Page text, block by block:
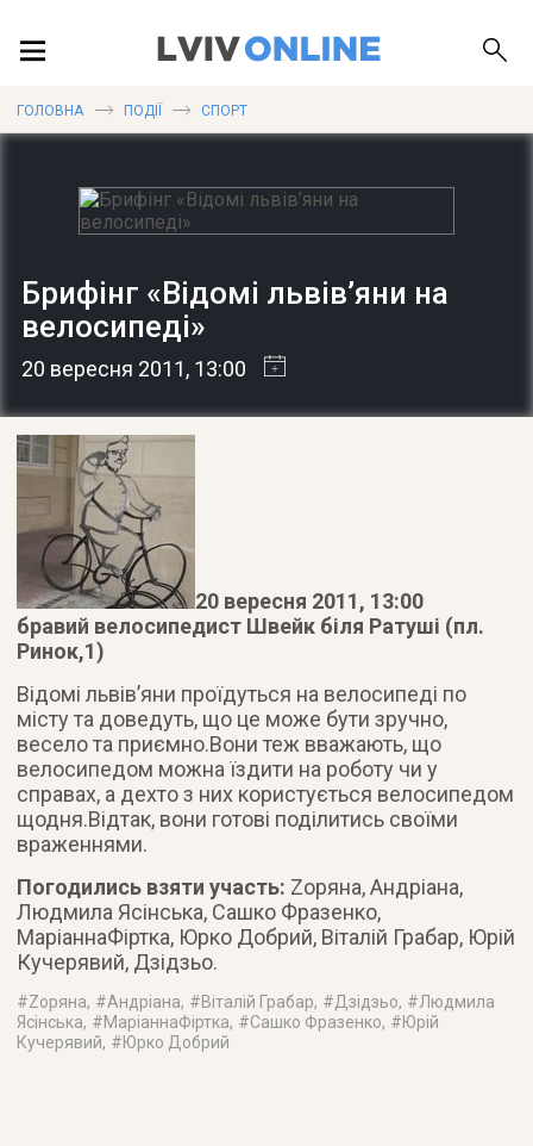
ПУБЛІКАЦІЇ
ДОВІДКА
ГОЛОВНА ПОДІЇ СПОРТ
Брифінг «Відомі львів’яни на
велосипеді»
20 вересня 2011, 13:00
20 вересня 2011, 13:00
бравий велосипедист Швейк біля Ратуші (пл.
Ринок,1)
Відомі львів’яни проїдуться на велосипеді по
місту та доведуть, що це може бути зручно,
весело та приємно.Вони теж вважають, що
велосипедом можна їздити на роботу чи у
справах, а дехто з них користується велосипедом
щодня.Відтак, вони готові поділитись своїми
враженнями.
Погодились взяти участь: Zoряна, Андріана,
Людмила Ясінська, Сашко Фразенко,
МаріаннаФіртка, Юрко Добрий, Віталій Грабар, Юрій
Кучерявий, Дзідзьо.
#Zоряна, #Андріана, #Віталій Грабар, #Дзідзьо, #Людмила
Ясінська, #МаріаннаФіртка, #Сашко Фразенко, #Юрій
Кучерявий, #Юрко Добрий